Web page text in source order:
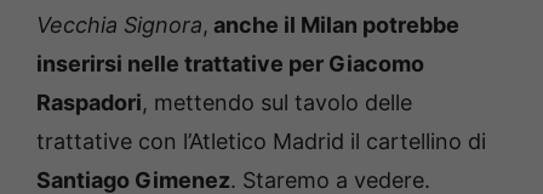
Vecchia Signora, anche il Milan potrebbe
inserirsi nelle trattative per Giacomo
Raspadori, mettendo sul tavolo delle
trattative con l’Atletico Madrid il cartellino di
Santiago Gimenez. Staremo a vedere.